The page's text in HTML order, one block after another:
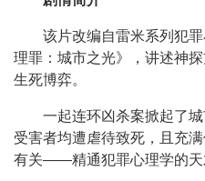
该片改编自雷米系列犯
理罪：城市之光》，讲述神
生死博弈。
一起连环凶杀案掀起了
受害者均遭虐待致死，且充
有关——精通犯罪心理学的天